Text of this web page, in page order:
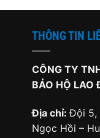
THÔNG TIN
CÔNG TY
BẢO HỘ LAO
Địa chỉ:Đội 5,
Ngọc Hồi –